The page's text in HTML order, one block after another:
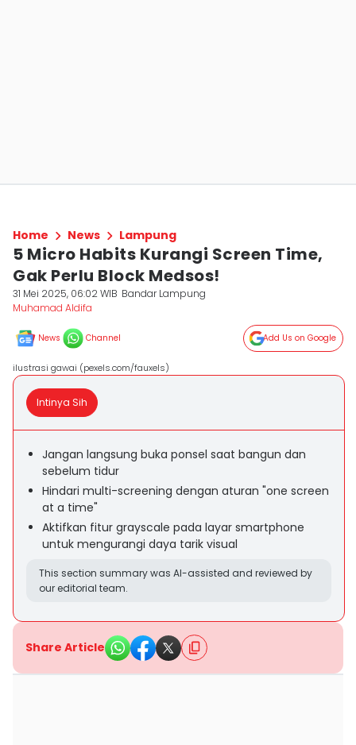
Home News Lampung
5 Micro Habits Kurangi Screen Time,
Gak Perlu Block Medsos!
31 Mei 2025, 06:02 WIB Bandar Lampung
Muhamad Aldifa
News Channel Add Us on Google
ilustrasi gawai (pexels.com/fauxels)
Intinya Sih
Jangan langsung buka ponsel saat bangun dan
sebelum tidur
Hindari multi-screening dengan aturan "one screen
at a time"
Aktifkan fitur grayscale pada layar smartphone
untuk mengurangi daya tarik visual
This section summary was AI-assisted and reviewed by
our editorial team.
Share Article